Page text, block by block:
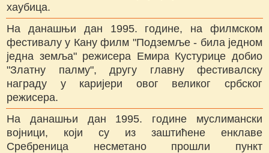
хаубица.
На данашњи дан 1995. године, на филмском
фестивалу у Кану филм "Подземље - била једном
једна земља" режисера Емира Кустурице добио
"Златну палму", другу главну фестивалску
награду у каријери овог великог србског
режисера.
На данашњи дан 1995. године муслимански
војници, који су из заштићене енклаве
Сребреница несметано прошли пункт